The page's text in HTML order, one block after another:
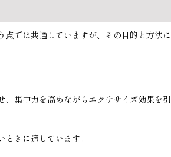
点では共通していますが、その目的と方法に
集中力を高めながらエクササイズ効果を引
きに適しています。